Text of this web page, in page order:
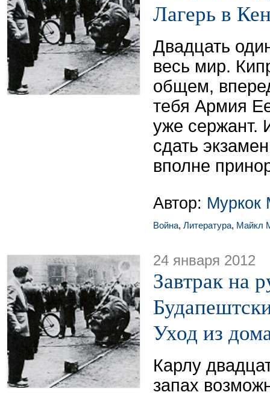
Лагерь в
Двадцать
весь мир.
общем,
тебя Армия
уже сержант.
сдать
вполне
Автор: Муркок
Война, Литература, Майкл
24 января 2012
Завтрак на
Уход из
Карлу
запах